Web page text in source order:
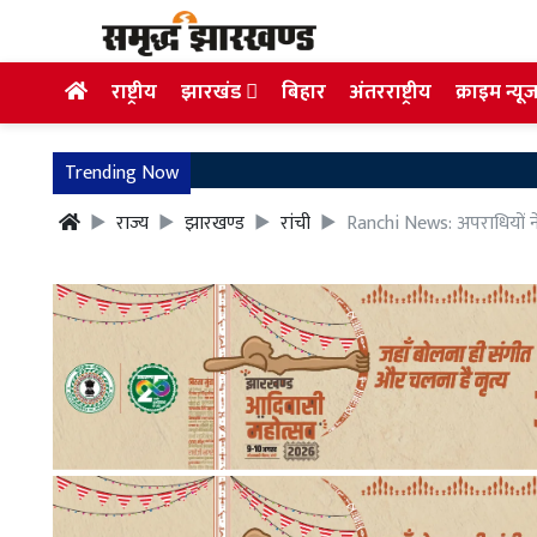
राष्ट्रीय झारखंड बिहार अंतरराष्ट्रीय क्राइम न्यूज
Trending Now
राज्य
झारखण्ड रांची Ranchi News: अपराधियों